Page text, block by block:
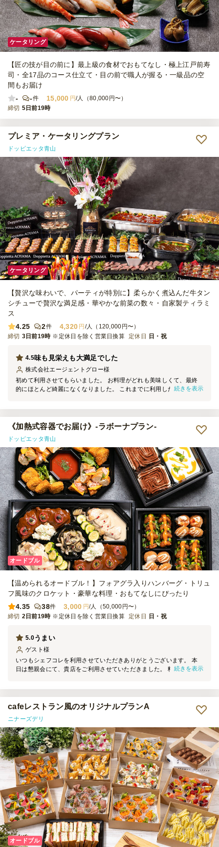
ケータリング
【匠の技が目の前に】最上級の食材でおもてなし・極上江戸前寿
司・全17品のコース仕立て・目の前で職人が握る・一級品の空
間もお届け
-
-件 15,000 円/人（80,000円〜）
締切 5日前19時
プレミア・ケータリングプラン
ドッピエッタ青山
ケータリング
【贅沢な味わいで、パーティが特別に】柔らかく煮込んだ牛タン
シチューで贅沢な満足感・華やかな前菜の数々・自家製ティラミ
ス
4.25
2件 4,320 円/人（120,000円〜）
締切 3日前19時 ※定休日を除く営業日換算 定休日 日・祝
味も見栄えも大満足でした
4.5
株式会社エージェントグロー様
初めて利用させてもらいました。 お料理がどれも美味しくて、最終
的にほとんど綺麗になくなりました。 これまでに利用したお店によ
続きを表示
《加熱式容器でお届け》-ラボーナプラン-
ドッピエッタ青山
オードブル
【温められるオードブル！】フォアグラ入りハンバーグ・トリュ
フ風味のクロケット・豪華な料理・おもてなしにぴったり
4.35
38件 3,000 円/人（50,000円〜）
締切 2日前19時 ※定休日を除く営業日換算 定休日 日・祝
うまい
5.0
ゲスト 様
いつもシェフコレを利用させていただきありがとうございます。 本
日は懇親会にて、貴店をご利用させていただきました。 料理の見た
続きを表示
cafeレストラン風のオリジナルプランA
ニナーズデリ
オードブル